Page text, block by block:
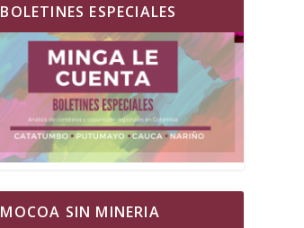
BOLETINES ESPECIALES
MOCOA SIN MINERIA